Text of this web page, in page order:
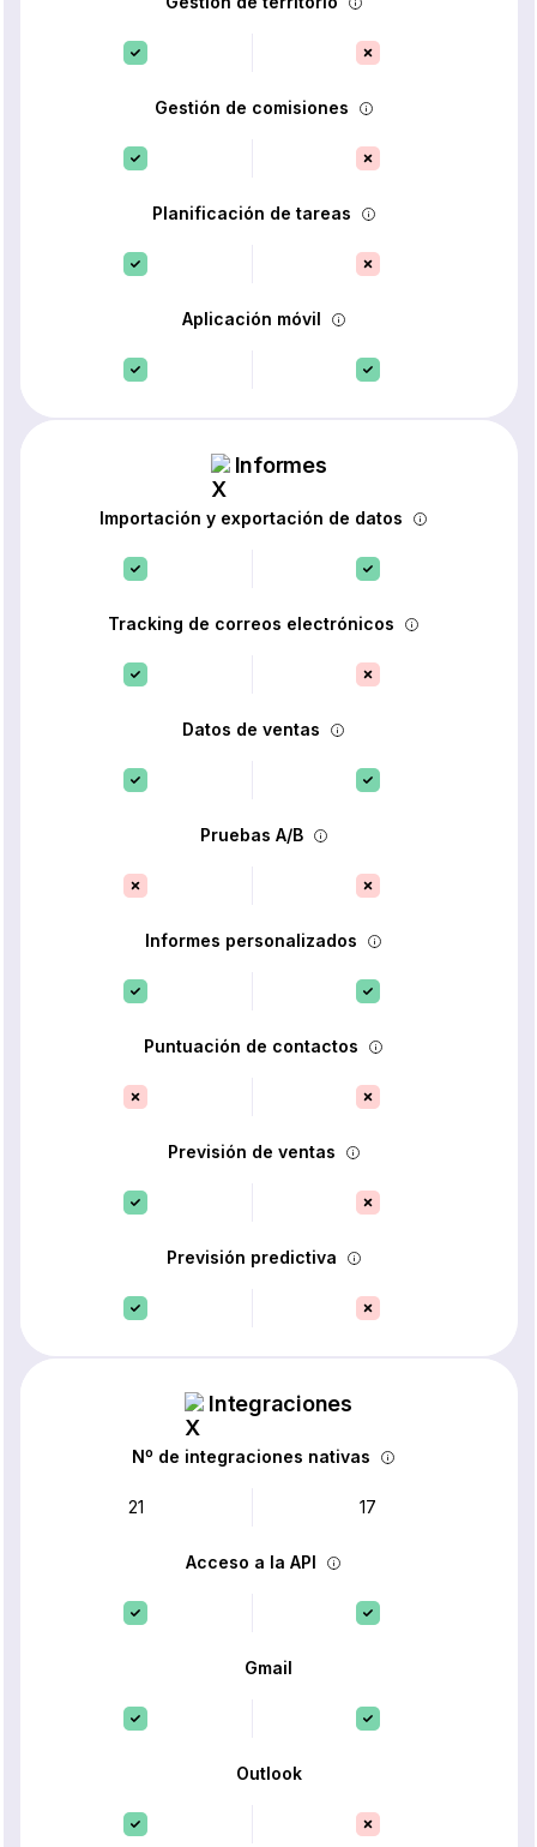
Gestión de comisiones
Planificación de tareas
Aplicación móvil
Informes
Importación y exportación de datos
Tracking de correos electrónicos
Datos de ventas
Pruebas A/B
Informes personalizados
Puntuación de contactos
Previsión de ventas
Previsión predictiva
Integraciones
Nº de integraciones nativas
21 17
Acceso a la API
Gmail
Outlook